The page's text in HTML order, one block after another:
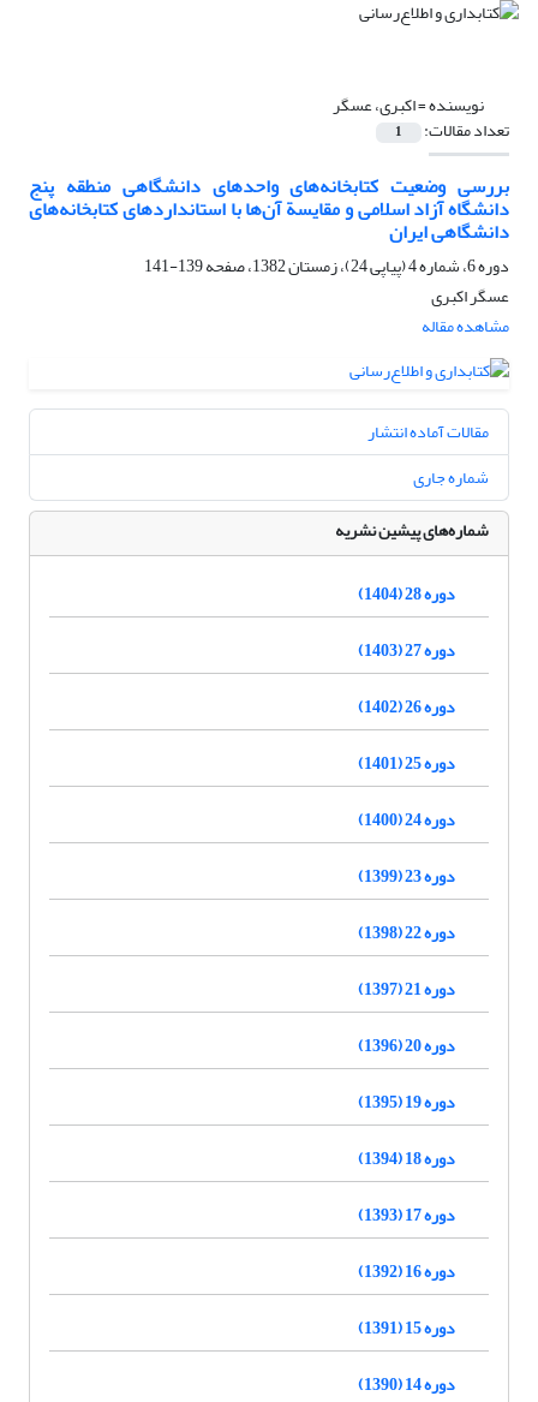
نویسنده =اکبری، عسگر
تعداد مقالات: 1
بررسی وضعیت کتابخانه‌های واحدهای دانشگاهی منطقه پنج
دانشگاه آزاد اسلامی و مقایسة آن‌ها با استانداردهای کتابخانه‌های
دانشگاهی ایران
دوره 6، شماره 4 (پیاپی 24)، زمستان 1382، صفحه
139-141
عسگر اکبری
مشاهده مقاله
مقالات آماده انتشار
شماره جاری
شماره‌های پیشین نشریه
دوره 28 (1404)
دوره 27 (1403)
دوره 26 (1402)
دوره 25 (1401)
دوره 24 (1400)
دوره 23 (1399)
دوره 22 (1398)
دوره 21 (1397)
دوره 20 (1396)
دوره 19 (1395)
دوره 18 (1394)
دوره 17 (1393)
دوره 16 (1392)
دوره 15 (1391)
دوره 14 (1390)